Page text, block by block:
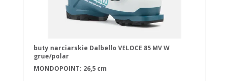
buty narciarskie Dalbello VELOCE 85 MV W
grue/polar
MONDOPOINT: 26,5 cm